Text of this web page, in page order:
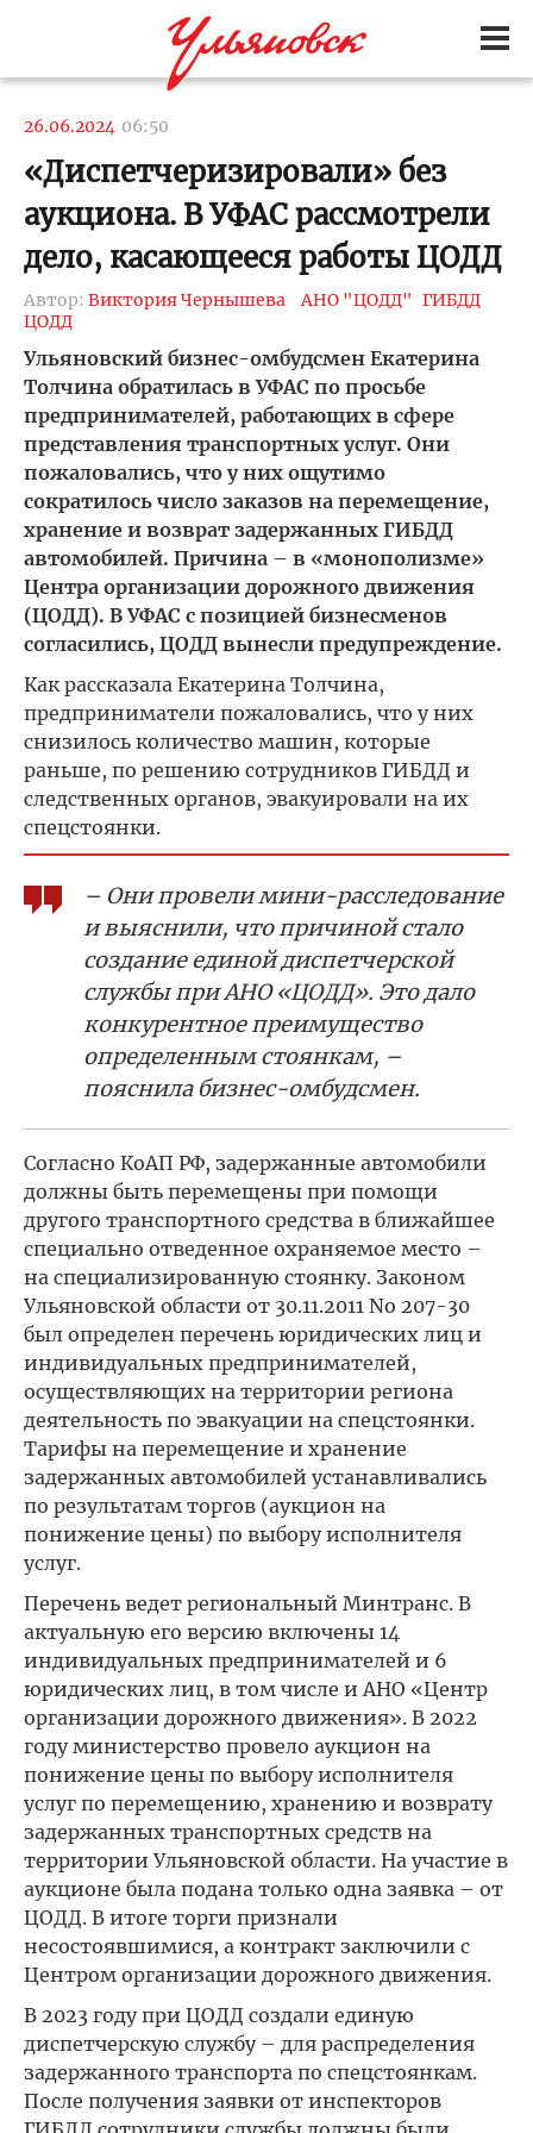
26.06.2024 06:50
«Диспетчеризировали» без
аукциона. В УФАС рассмотрели
дело, касающееся работы ЦОДД
Автор: Виктория Чернышева АНО "ЦОДД" ГИБДД
ЦОДД
Ульяновский бизнес-омбудсмен Екатерина
Толчина обратилась в УФАС по просьбе
предпринимателей, работающих в сфере
представления транспортных услуг. Они
пожаловались, что у них ощутимо
сократилось число заказов на перемещение,
хранение и возврат задержанных ГИБДД
автомобилей. Причина – в «монополизме»
Центра организации дорожного движения
(ЦОДД). В УФАС с позицией бизнесменов
согласились, ЦОДД вынесли предупреждение.
Как рассказала Екатерина Толчина,
предприниматели пожаловались, что у них
снизилось количество машин, которые
раньше, по решению сотрудников ГИБДД и
следственных органов, эвакуировали на их
спецстоянки.
– Они провели мини-расследование
и выяснили, что причиной стало
создание единой диспетчерской
службы при АНО «ЦОДД». Это дало
конкурентное преимущество
определенным стоянкам, –
пояснила бизнес-омбудсмен.
Согласно КоАП РФ, задержанные автомобили
должны быть перемещены при помощи
другого транспортного средства в ближайшее
специально отведенное охраняемое место –
на специализированную стоянку. Законом
Ульяновской области от 30.11.2011 No 207-30
был определен перечень юридических лиц и
индивидуальных предпринимателей,
осуществляющих на территории региона
деятельность по эвакуации на спецстоянки.
Тарифы на перемещение и хранение
задержанных автомобилей устанавливались
по результатам торгов (аукцион на
понижение цены) по выбору исполнителя
услуг.
Перечень ведет региональный Минтранс. В
актуальную его версию включены 14
индивидуальных предпринимателей и 6
юридических лиц, в том числе и АНО «Центр
организации дорожного движения». В 2022
году министерство провело аукцион на
понижение цены по выбору исполнителя
услуг по перемещению, хранению и возврату
задержанных транспортных средств на
территории Ульяновской области. На участие в
аукционе была подана только одна заявка – от
ЦОДД. В итоге торги признали
несостоявшимися, а контракт заключили с
Центром организации дорожного движения.
В 2023 году при ЦОДД создали единую
диспетчерскую службу – для распределения
задержанного транспорта по спецстоянкам.
После получения заявки от инспекторов